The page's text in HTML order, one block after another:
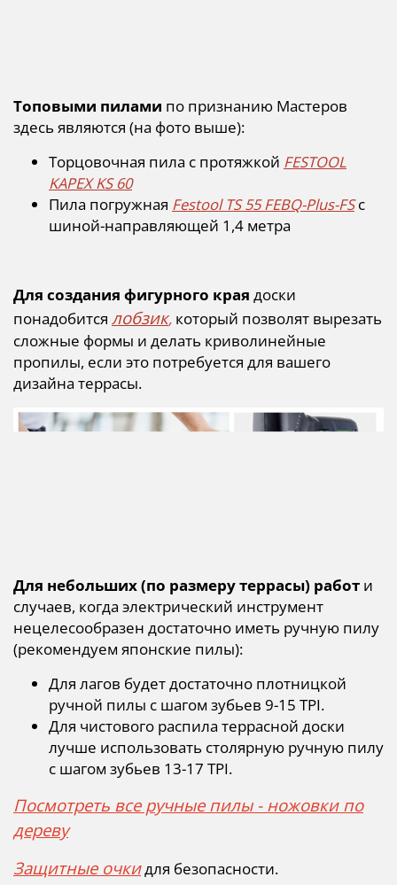
Топовыми пилами по признанию Мастеров
здесь являются (на фото выше):
Торцовочная пила с протяжкой FESTOOL
KAPEX KS 60
Пила погружная Festool TS 55 FEBQ-Plus-FSс
шиной-направляющей 1,4 метра
Для создания фигурного края доски
понадобится лобзик, который позволят вырезать
сложные формы и делать криволинейные
пропилы, если это потребуется для вашего
дизайна террасы.
Для небольших (по размеру террасы) работ и
случаев, когда электрический инструмент
нецелесообразен достаточно иметь ручную пилу
(рекомендуем японские пилы):
Для лагов будет достаточно плотницкой
ручной пилы с шагом зубьев 9-15 TPI.
Для чистового распила террасной доски
лучше использовать столярную ручную пилу
с шагом зубьев 13-17 TPI.
Посмотреть все ручные пилы - ножовки по
дереву
Защитные очкидля безопасности.